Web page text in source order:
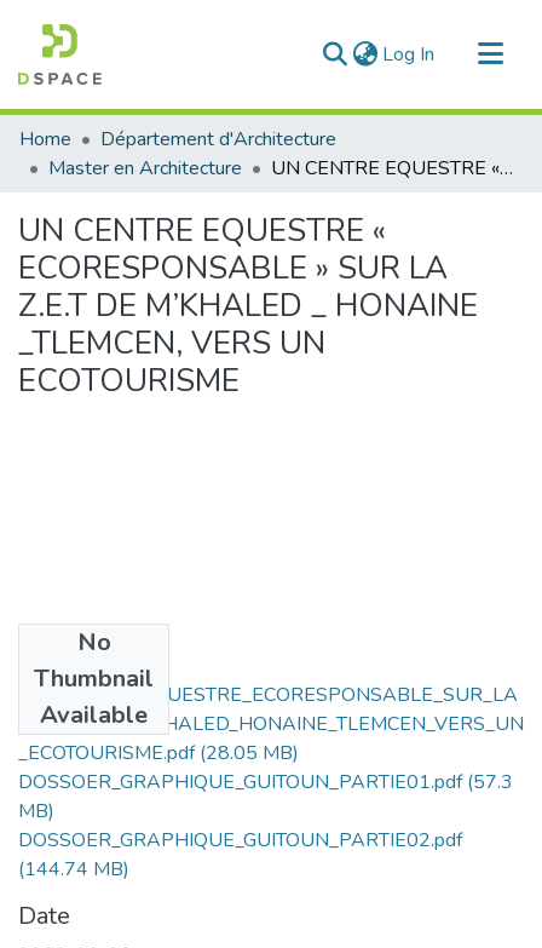
Log In (current)
Communities & Collections
All of DSpace
Home
Département d'Architecture
Master en Architecture
UN CENTRE EQUESTRE « ECORESPONSABLE » SUR LA Z.E.T DE M’KHALED _ HONAINE _TLEMCEN, VERS UN ECOTOURISME
UN CENTRE EQUESTRE «
ECORESPONSABLE » SUR LA
Z.E.T DE M’KHALED _ HONAINE
_TLEMCEN, VERS UN
ECOTOURISME
No
Thumbnail
Available
UN_CENTRE_EQUESTRE_ECORESPONSABLE_SUR_LA
_Z_E_T_DE_M_KHALED_HONAINE_TLEMCEN_VERS_UN
_ECOTOURISME.pdf(28.05 MB)
DOSSOER_GRAPHIQUE_GUITOUN_PARTIE01.pdf(57.3
MB)
DOSSOER_GRAPHIQUE_GUITOUN_PARTIE02.pdf
(144.74 MB)
Date